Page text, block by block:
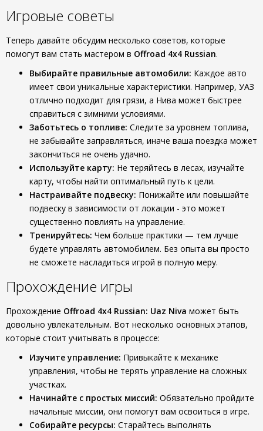
Игровые советы
Теперь давайте обсудим несколько советов, которые
помогут вам стать мастером в Offroad 4x4 Russian.
Выбирайте правильные автомобили: Каждое авто
имеет свои уникальные характеристики. Например, УАЗ
отлично подходит для грязи, а Нива может быстрее
справиться с зимними условиями.
Заботьтесь о топливе: Следите за уровнем топлива,
не забывайте заправляться, иначе ваша поездка может
закончиться не очень удачно.
Используйте карту: Не теряйтесь в лесах, изучайте
карту, чтобы найти оптимальный путь к цели.
Настраивайте подвеску: Понижайте или повышайте
подвеску в зависимости от локации - это может
существенно повлиять на управление.
Тренируйтесь: Чем больше практики — тем лучше
будете управлять автомобилем. Без опыта вы просто
не сможете насладиться игрой в полную меру.
Прохождение игры
Прохождение Offroad 4x4 Russian: Uaz Niva может быть
довольно увлекательным. Вот несколько основных этапов,
которые стоит учитывать в процессе:
Изучите управление: Привыкайте к механике
управления, чтобы не терять управление на сложных
участках.
Начинайте с простых миссий: Обязательно пройдите
начальные миссии, они помогут вам освоиться в игре.
Собирайте ресурсы: Старайтесь выполнять